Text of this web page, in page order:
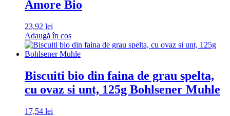
Amore Bio
23,92 lei
Adaugă în coș
Biscuiti bio din faina de grau spelta,
cu ovaz si unt, 125g Bohlsener Muhle
17,54 lei